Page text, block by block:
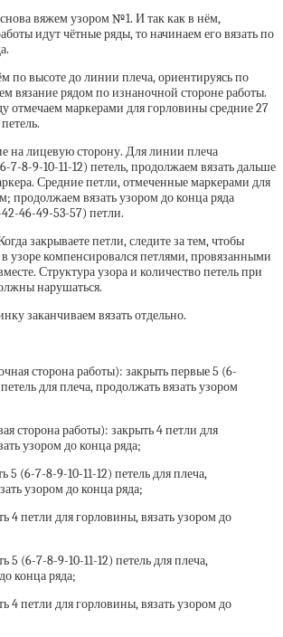
вяжем узором №1. И так как в нём,
идут чётные ряды, то начинаем его вязать по
по высоте до линии плеча, ориентируясь по
вязание рядом по изнаночной стороне работы.
отмечаем маркерами для горловины средние 27
на лицевую сторону. Для линии плеча
7-8-9-10-11-12) петель, продолжаем вязать дальше
Средние петли, отмеченные маркерами для
продолжаем вязать узором до конца ряда
46-49-53-57) петли.
закрываете петли, следите за тем, чтобы
узоре компенсировался петлями, провязанными
Структура узора и количество петель при
нарушаться.
заканчиваем вязать отдельно.
сторона работы): закрыть первые 5 (6-
для плеча, продолжать вязать узором
сторона работы): закрыть 4 петли для
узором до конца ряда;
5 (6-7-8-9-10-11-12) петель для плеча,
узором до конца ряда;
4 петли для горловины, вязать узором до
5 (6-7-8-9-10-11-12) петель для плеча,
конца ряда;
4 петли для горловины, вязать узором до